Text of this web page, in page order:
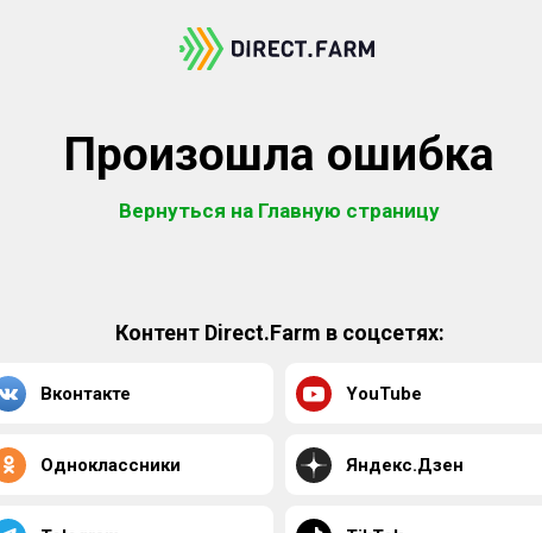
Произошла ошибка
Вернуться на Главную страницу
Контент Direct.Farm в соцсетях:
Вконтакте YouTube
Одноклассники Яндекс.Дзен